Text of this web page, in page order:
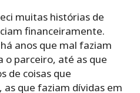
muitas histórias de
financeiramente.
anos que mal faziam
o parceiro, até as que
de coisas que
que faziam dívidas em